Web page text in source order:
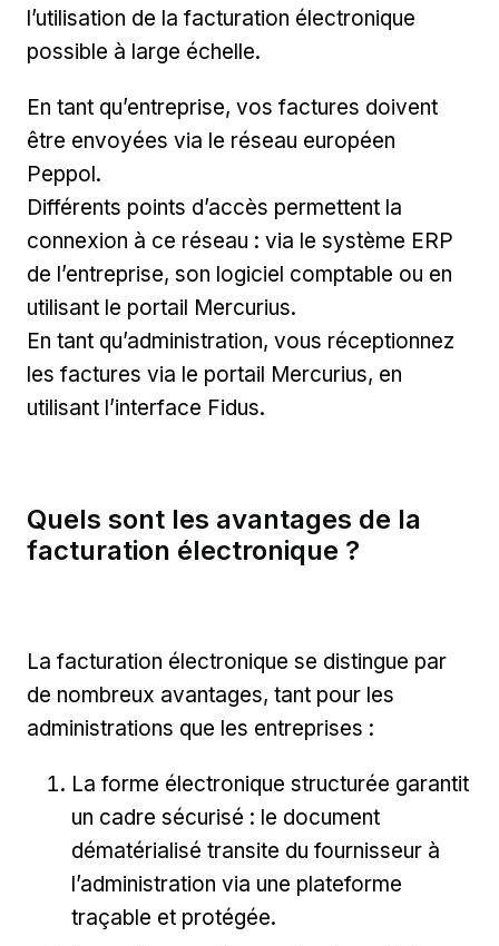
l’utilisation de la facturation électronique
possible à large échelle.
En tant qu’entreprise, vos factures doivent
être envoyées via le réseau européen
Peppol.
Différents points d’accès permettent la
connexion à ce réseau : via le système ERP
de l’entreprise, son logiciel comptable ou en
utilisant le portail Mercurius.
En tant qu’administration, vous réceptionnez
les factures via le portail Mercurius, en
utilisant l’interface Fidus.
Quels sont les avantages de la
facturation électronique ?
La facturation électronique se distingue par
de nombreux avantages, tant pour les
administrations que les entreprises :
La forme électronique structurée garantit
un cadre sécurisé : le document
dématérialisé transite du fournisseur à
l’administration via une plateforme
traçable et protégée.